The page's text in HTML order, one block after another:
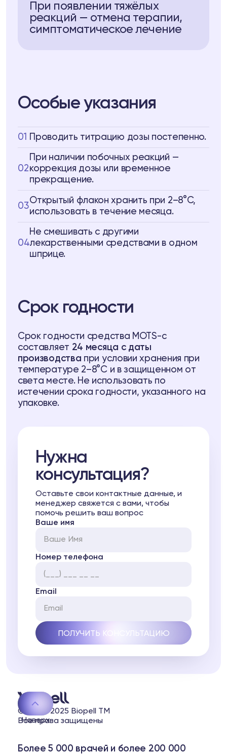
При появлении тяжёлых
реакций — отмена терапии,
симптоматическое лечение
Особые указания
01 Проводить титрацию дозы постепенно.
02
При наличии побочных реакций —
коррекция дозы или временное
прекращение.
03
Открытый флакон хранить при 2–8°C,
использовать в течение месяца.
04
Не смешивать с другими
лекарственными средствами в одном
шприце.
Срок годности
Срок годности средства MOTS-c
составляет 24 месяца с даты
производства при условии хранения при
температуре 2–8°C и в защищенном от
света месте. Не использовать по
истечении срока годности, указанного на
упаковке.
Нужна
консультация?
Оставьте свои контактные данные, и
менеджер свяжется с вами, чтобы
помочь решить ваш вопрос
Ваше имя
Номер телефона
Email
© 2020-2025 Biopell TM
Все права защищены
Более 5 000 врачей и более 200 000
Наверх